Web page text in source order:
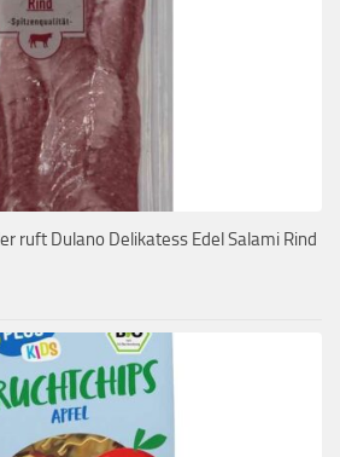
ruft Dulano Delikatess Edel Salami Rind